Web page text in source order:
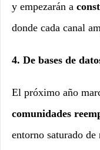
y empezarán a
donde cada canal
4. De bases de
El próximo año
comunidades
entorno saturado